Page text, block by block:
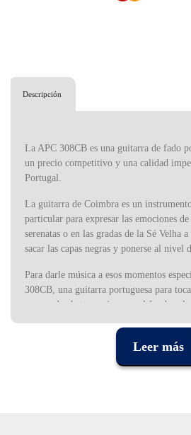
Descripción
La APC 308CB es una guitarra de fado
un precio competitivo y una calidad
Portugal.
La guitarra de Coimbra es un
particular para expresar las emociones
serenatas o en las gradas de la Sé Velha
sacar las capas negras y ponerse al nivel
Para darle música a esos momentos
308CB, una guitarra portuguesa para
tapa es de abeto macizo con el fondo y
En la parte superior destaca la
lágrima que identifica a las guitarras de
Leer más